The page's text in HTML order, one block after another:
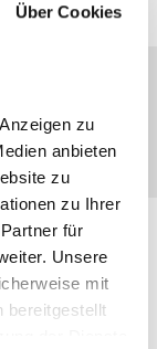
Über Cookies
zu
anbieten
zu
zu Ihrer
für
Unsere
mit
bereitgestellt
IM